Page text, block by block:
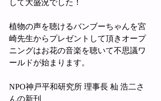
して大盛況でした！
植物の声を聴けるバンブーちゃんを宮
崎先生からプレゼントして頂きオープ
ニングはお花の音楽を聴いて不思議ワ
ールドが始まります。
NPO神戸平和研究所 理事長 杣 浩二さ
んの新刊